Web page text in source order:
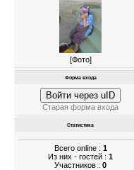
[Фото]
Форма входа
Войти через uID
Старая форма входа
Статистика
Всего online : 1
Из них - гостей : 1
Участников : 0